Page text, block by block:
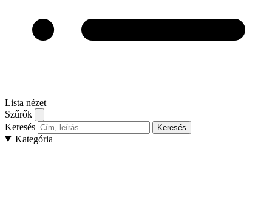
Lista nézet
Szűrők
Keresés
Keresés
Kategória